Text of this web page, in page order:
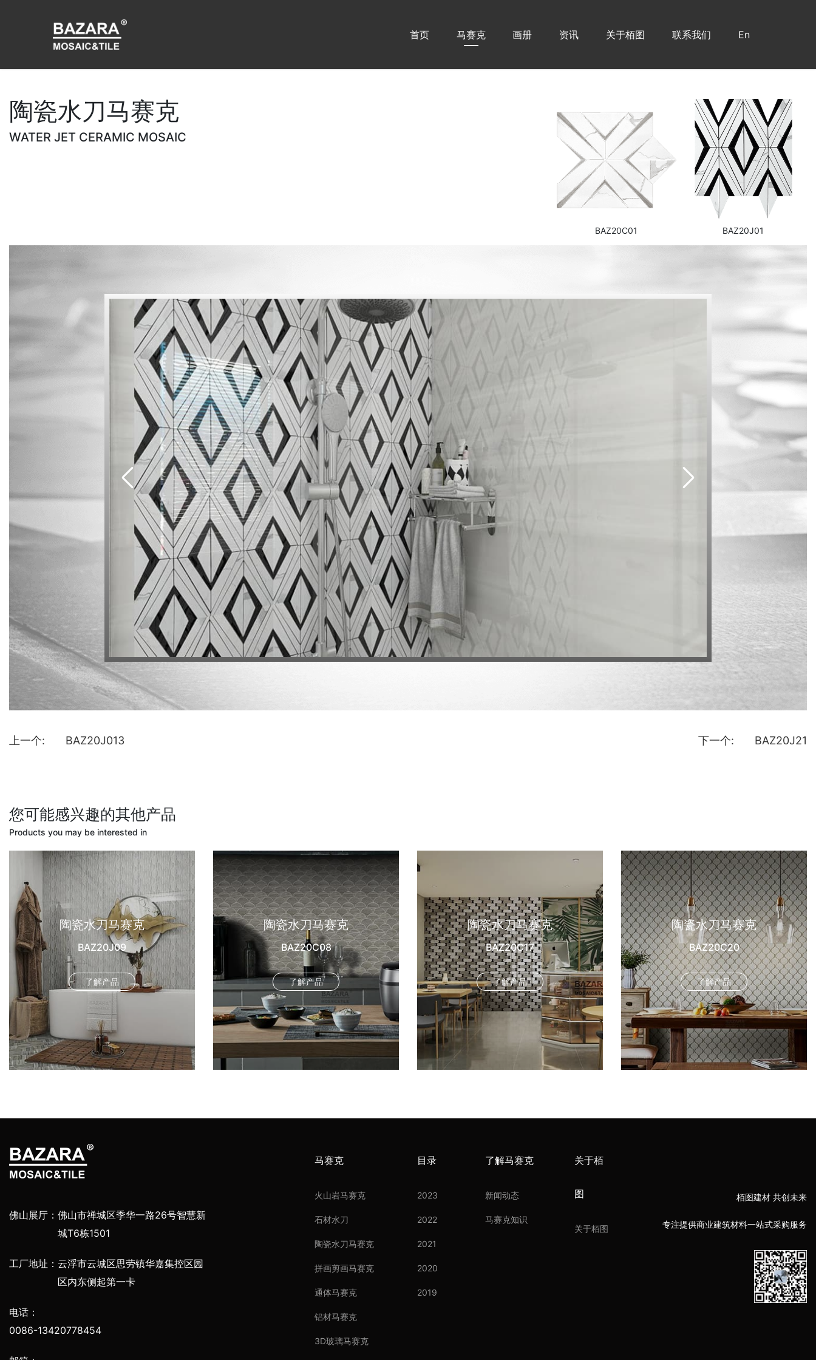
首页 马赛克 画册 资讯 关于栢图 联系我们 En
陶瓷水刀马赛克
WATER JET CERAMIC MOSAIC
BAZ20C01 BAZ20J01
上一个: BAZ20J013 下一个: BAZ20J21
您可能感兴趣的其他产品
Products you may be interested in
陶瓷水刀马赛克
BAZ20J09
了解产品
陶瓷水刀马赛克
BAZ20C08
了解产品
陶瓷水刀马赛克
BAZ20C17
了解产品
陶瓷水刀马赛克
BAZ20C20
了解产品
佛山展厅： 佛山市禅城区季华一路26号智慧新
城T6栋1501
工厂地址： 云浮市云城区思劳镇华嘉集控区园
区内东侧起第一卡
电话：
0086-13420778454
马赛克
火山岩马赛克
石材水刀
陶瓷水刀马赛克
拼画剪画马赛克
通体马赛克
铝材马赛克
3D玻璃马赛克
目录
2023
2022
2021
2020
2019
了解马赛克
新闻动态
马赛克知识
关于栢
图
关于栢图
栢图建材 共创未来
专注提供商业建筑材料一站式采购服务